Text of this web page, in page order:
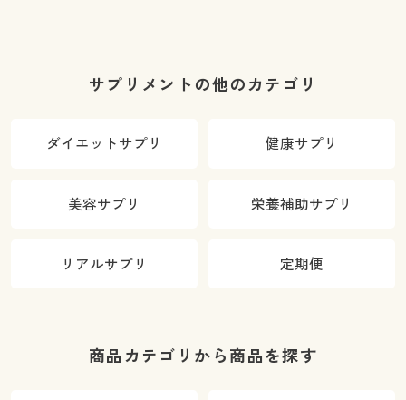
サプリメントの他のカテゴリ
ダイエットサプリ 健康サプリ
美容サプリ 栄養補助サプリ
リアルサプリ 定期便
商品カテゴリから商品を探す